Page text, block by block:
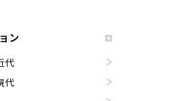
ン
代
代